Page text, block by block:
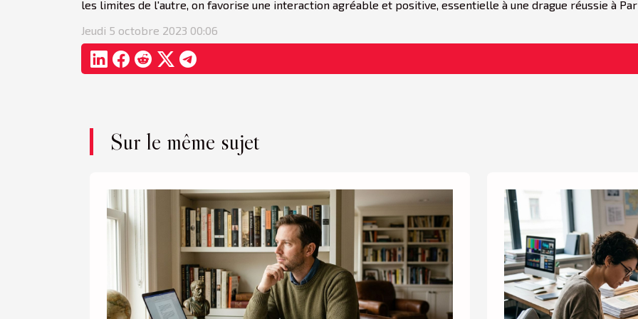
les limites de l'autre, on favorise une interaction agréable et positive, essentielle à une drague réussie à
Jeudi 5 octobre 2023 00:06
Sur le même sujet